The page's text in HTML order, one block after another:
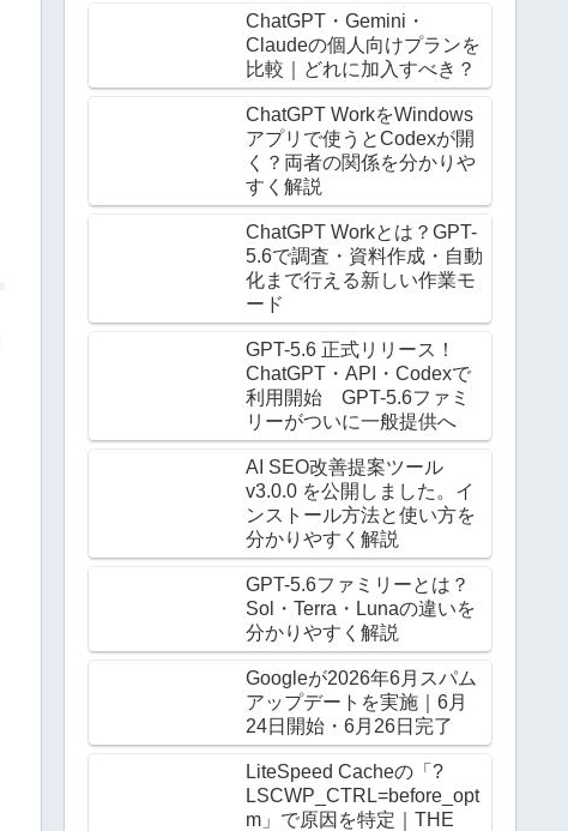
ChatGPT・Gemini・
Claudeの個人向けプランを
比較｜どれに加入すべき？
ChatGPT WorkをWindows
アプリで使うとCodexが開
く？両者の関係を分かりや
すく解説
ChatGPT Workとは？GPT-
5.6で調査・資料作成・自動
化まで行える新しい作業モ
ード
GPT-5.6 正式リリース！
ChatGPT・API・Codexで
利用開始 GPT-5.6ファミ
リーがついに一般提供へ
AI SEO改善提案ツール
v3.0.0 を公開しました。イ
ンストール方法と使い方を
分かりやすく解説
GPT-5.6ファミリーとは？
Sol・Terra・Lunaの違いを
分かりやすく解説
Googleが2026年6月スパム
アップデートを実施｜6月
24日開始・6月26日完了
LiteSpeed Cacheの「?
LSCWP_CTRL=before_opt
m」で原因を特定｜THE